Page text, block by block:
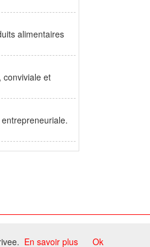
alimentaires
conviviale et
En savoir plus Ok